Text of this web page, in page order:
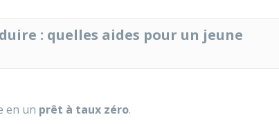
: quelles aides pour un jeune
en un prêt à taux zéro.